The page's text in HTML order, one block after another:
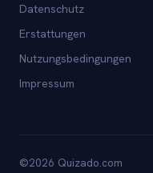
Datenschutz
Erstattungen
Nutzungsbedingungen
Impressum
©2026 Quizado.com